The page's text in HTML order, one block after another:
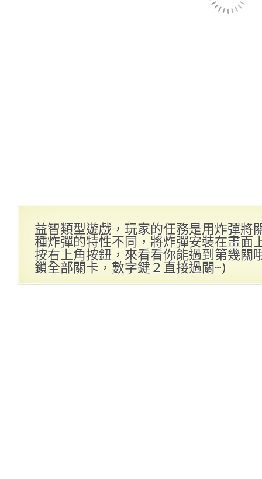
益智類型遊戲，玩家的任務是用炸彈將
種炸彈的特性不同，將炸彈安裝在畫面
按右上角按鈕，來看看你能過到第幾關
鎖全部關卡，數字鍵２直接過關~)